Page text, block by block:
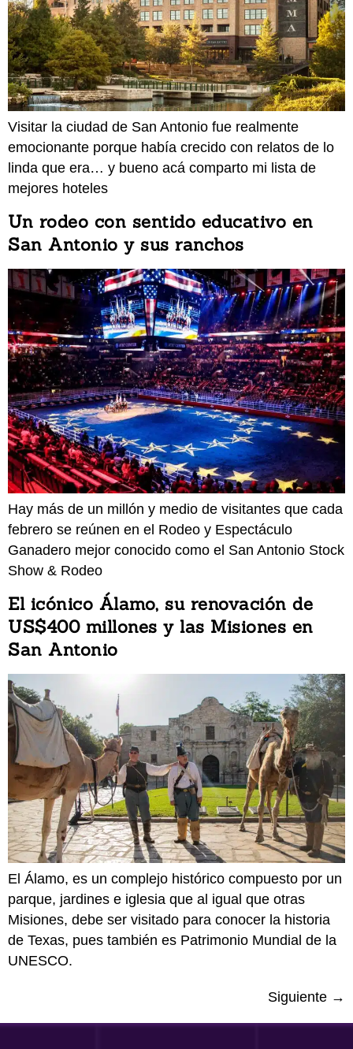
Visitar la ciudad de San Antonio fue realmente
emocionante porque había crecido con relatos de lo
linda que era… y bueno acá comparto mi lista de
mejores hoteles
Un rodeo con sentido educativo en
San Antonio y sus ranchos
Hay más de un millón y medio de visitantes que cada
febrero se reúnen en el Rodeo y Espectáculo
Ganadero mejor conocido como el San Antonio Stock
Show & Rodeo
El icónico Álamo, su renovación de
US$400 millones y las Misiones en
San Antonio
El Álamo, es un complejo histórico compuesto por un
parque, jardines e iglesia que al igual que otras
Misiones, debe ser visitado para conocer la historia
de Texas, pues también es Patrimonio Mundial de la
UNESCO.
Siguiente →